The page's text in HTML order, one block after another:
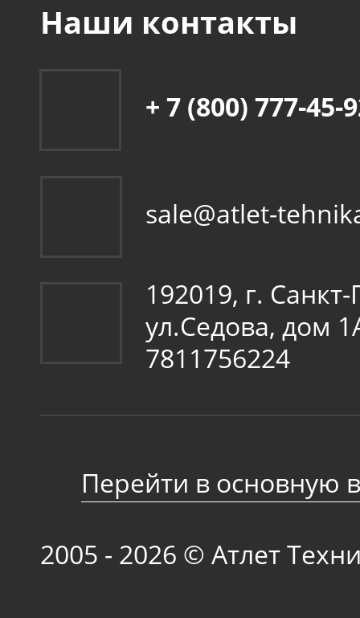
Наши контакты
+ 7 (800) 777-45-
sale@atlet-
192019, г.
ул.Седова, дом
7811756224
Перейти в основную
2005 - 2026 © Атлет